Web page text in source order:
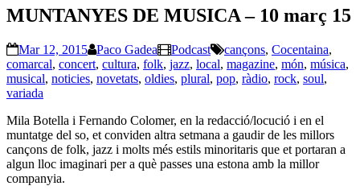
MUNTANYES DE MUSICA – 10 març 15
Mar 12, 2015 Paco Gadea Podcast cançons, Cocentaina,
comarcal, concert, cultura, folk, jazz, local, magazine, món, música,
musical, noticies, novetats, oldies, plural, pop, ràdio, rock, soul,
variada
Mila Botella i Fernando Colomer, en la redacció/locució i en el
muntatge del so, et conviden altra setmana a gaudir de les millors
cançons de folk, jazz i molts més estils minoritaris que et portaran a
algun lloc imaginari per a què passes una estona amb la millor
companyia.